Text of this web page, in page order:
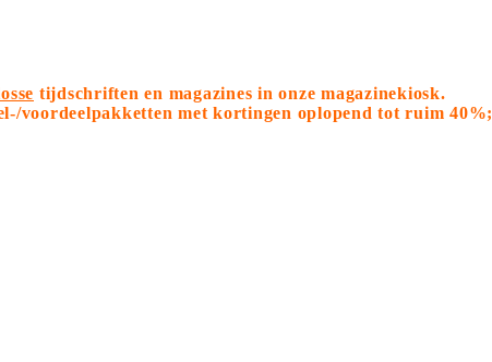
tijdschriften en magazines in onze magazinekiosk.
voordeelpakketten met kortingen oplopend tot ruim 40%;